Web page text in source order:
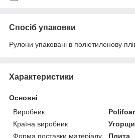
Спосіб упаковки
Рулони упаковані в поліетиленову
Характеристики
Основні
Виробник
Країна виробник
Форма поставки матеріалу
Плита